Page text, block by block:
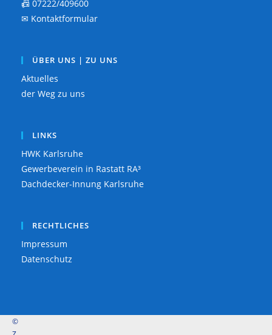
📠 07222/409600
✉ Kontaktformular
ÜBER UNS | ZU UNS
Aktuelles
der Weg zu uns
LINKS
HWK Karlsruhe
Gewerbeverein in Rastatt RA³
Dachdecker-Innung Karlsruhe
RECHTLICHES
Impressum
Datenschutz
©